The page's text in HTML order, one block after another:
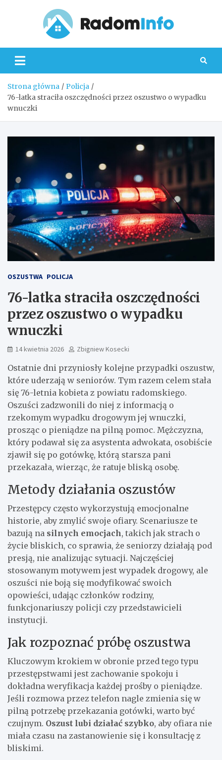
Strona główna
Policja
76-latka straciła oszczędności przez oszustwo o wypadku
wnuczki
OSZUSTWA POLICJA
76-latka straciła oszczędności
przez oszustwo o wypadku
wnuczki
14 kwietnia 2026 Zbigniew Kosecki
Ostatnie dni przyniosły kolejne przypadki oszustw,
które uderzają w seniorów. Tym razem celem stała
się 76-letnia kobieta z powiatu radomskiego.
Oszuści zadzwonili do niej z informacją o
rzekomym wypadku drogowym jej wnuczki,
prosząc o pieniądze na pilną pomoc. Mężczyzna,
który podawał się za asystenta adwokata, osobiście
zjawił się po gotówkę, którą starsza pani
przekazała, wierząc, że ratuje bliską osobę.
Metody działania oszustów
Przestępcy często wykorzystują emocjonalne
historie, aby zmylić swoje ofiary. Scenariusze te
bazują na silnych emocjach, takich jak strach o
życie bliskich, co sprawia, że seniorzy działają pod
presją, nie analizując sytuacji. Najczęściej
stosowanym motywem jest wypadek drogowy, ale
oszuści nie boją się modyfikować swoich
opowieści, udając członków rodziny,
funkcjonariuszy policji czy przedstawicieli
instytucji.
Jak rozpoznać próbę oszustwa
Kluczowym krokiem w obronie przed tego typu
przestępstwami jest zachowanie spokoju i
dokładna weryfikacja każdej prośby o pieniądze.
Jeśli rozmowa przez telefon nagle zmienia się w
pilną potrzebę przekazania gotówki, warto być
czujnym. Oszust lubi działać szybko, aby ofiara nie
miała czasu na zastanowienie się i konsultację z
bliskimi.